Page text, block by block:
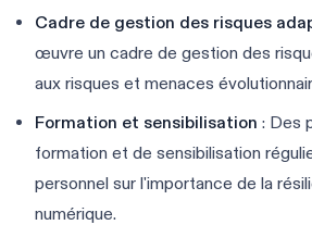
Cadre de gestion des risques
œuvre un cadre de gestion des
aux risques et menaces
Formation et sensibilisation : Des
formation et de sensibilisation
personnel sur l'importance de la
numérique.